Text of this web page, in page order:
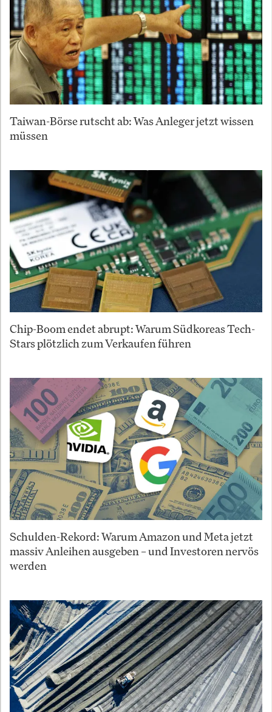
Taiwan-Börse rutscht ab: Was Anleger jetzt wissen
müssen
Chip-Boom endet abrupt: Warum Südkoreas Tech-
Stars plötzlich zum Verkaufen führen
Schulden-Rekord: Warum Amazon und Meta jetzt
massiv Anleihen ausgeben – und Investoren nervös
werden